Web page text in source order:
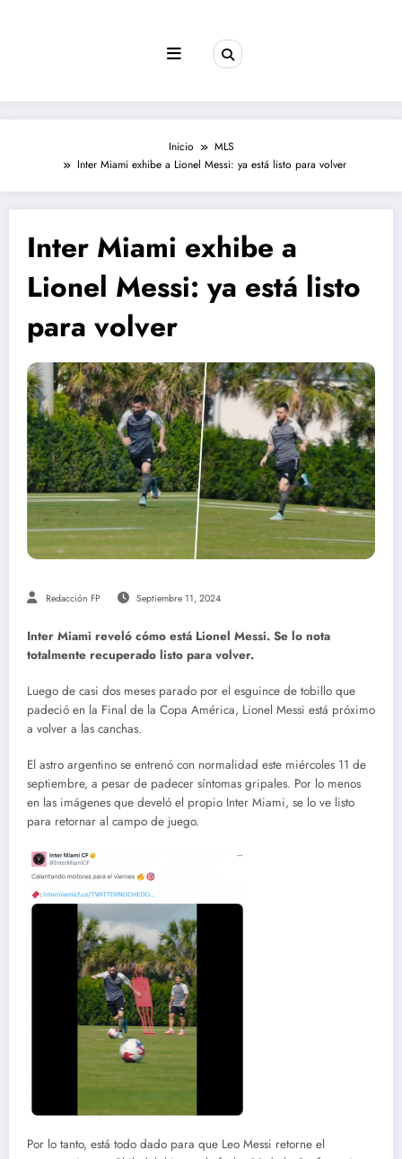
Inicio
MLS
Inter Miami exhibe a Lionel Messi: ya está listo para volver
Inter Miami exhibe a
Lionel Messi: ya está listo
para volver
Redacción FP Septiembre 11, 2024
Inter Miami reveló cómo está Lionel Messi. Se lo nota
totalmente recuperado listo para volver.
Luego de casi dos meses parado por el esguince de tobillo que
padeció en la Final de la Copa América, Lionel Messi está próximo
a volver a las canchas.
El astro argentino se entrenó con normalidad este miércoles 11 de
septiembre, a pesar de padecer síntomas gripales. Por lo menos
en las imágenes que develó el propio Inter Miami, se lo ve listo
para retornar al campo de juego.
Por lo tanto, está todo dado para que Leo Messi retorne el